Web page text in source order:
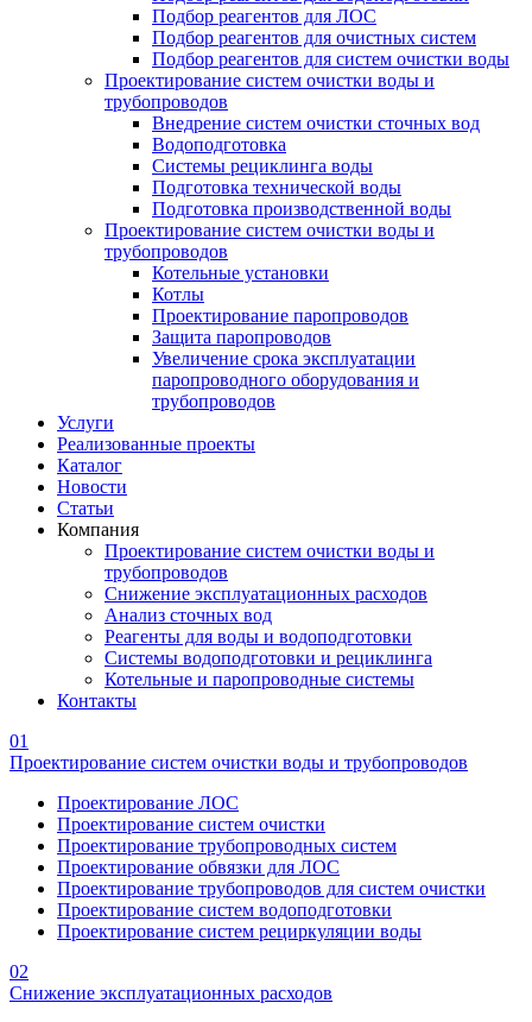
Подбор реагентов для ЛОС
Подбор реагентов для очистных систем
Подбор реагентов для систем очистки воды
Проектирование систем очистки воды и
трубопроводов
Внедрение систем очистки сточных вод
Водоподготовка
Системы рециклинга воды
Подготовка технической воды
Подготовка производственной воды
Проектирование систем очистки воды и
трубопроводов
Котельные установки
Котлы
Проектирование паропроводов
Защита паропроводов
Увеличение срока эксплуатации
паропроводного оборудования и
трубопроводов
Услуги
Реализованные проекты
Каталог
Новости
Статьи
Компания
Проектирование систем очистки воды и
трубопроводов
Снижение эксплуатационных расходов
Анализ сточных вод
Реагенты для воды и водоподготовки
Системы водоподготовки и рециклинга
Котельные и паропроводные системы
Контакты
01
Проектирование систем очистки воды и трубопроводов
Проектирование ЛОС
Проектирование систем очистки
Проектирование трубопроводных систем
Проектирование обвязки для ЛОС
Проектирование трубопроводов для систем очистки
Проектирование систем водоподготовки
Проектирование систем рециркуляции воды
02
Снижение эксплуатационных расходов